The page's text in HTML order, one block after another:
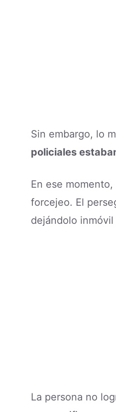
Sin embargo, lo
policiales
En ese
forcejeo. El
dejándolo
La persona no